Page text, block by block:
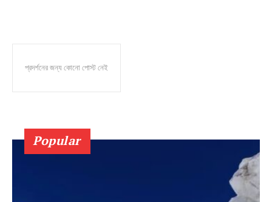
প্রদর্শনের জন্য কোনো পোস্ট নেই
Popular